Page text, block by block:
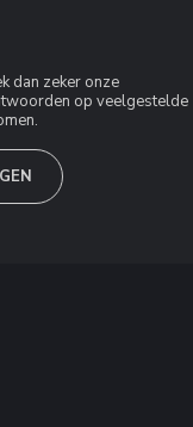
dan zeker onze
op veelgestelde